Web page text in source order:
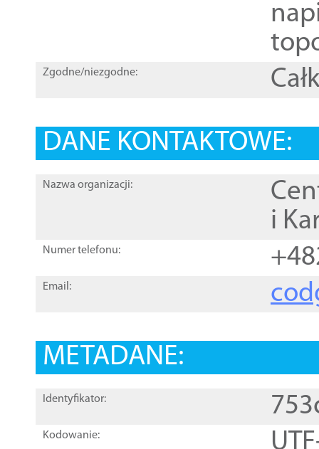
Zgodne/niezgodne:
DANE KONTAKTOWE:
Nazwa organizacji:
i
Numer telefonu:
Email:
METADANE:
Identyfikator:
Kodowanie: